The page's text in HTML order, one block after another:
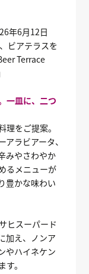
年6月12日
ビアテラスを
Terrace
一皿に、二つ
をご提案。
ラビアータ、
みやさわやか
るメニューが
豊かな味わい
ヒスーパード
加え、ノンア
やハイネケン
。